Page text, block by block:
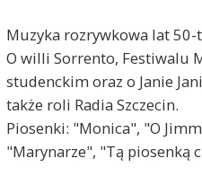
Muzyka rozrywkowa lat 50-
O willi Sorrento, Festiwalu
studenckim oraz o Janie
także roli Radia Szczecin.
Piosenki: "Monica", "O
"Marynarze", "Tą piosenką